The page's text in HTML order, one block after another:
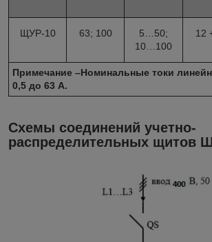
ЩУР-10 63; 100
5…50;
10…100
12
Примечание –Номинальные токи
0,5 до 63 А.
Схемы соединений учетно-
распределительных щитов